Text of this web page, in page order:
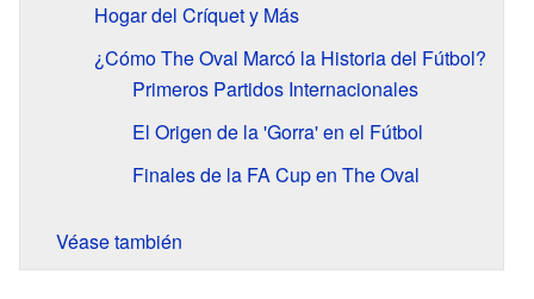
Hogar del Críquet y Más
¿Cómo The Oval Marcó la Historia del Fútbol?
Primeros Partidos Internacionales
El Origen de la 'Gorra' en el Fútbol
Finales de la FA Cup en The Oval
Véase también